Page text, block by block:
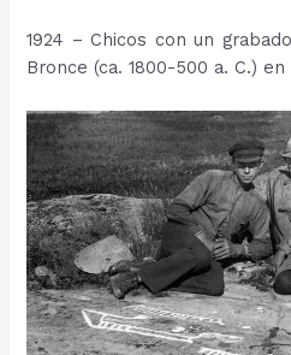
1924 – Chicos con un
Bronce (ca. 1800-500 a. C.)